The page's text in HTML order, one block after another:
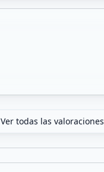
Ver todas las valoraciones